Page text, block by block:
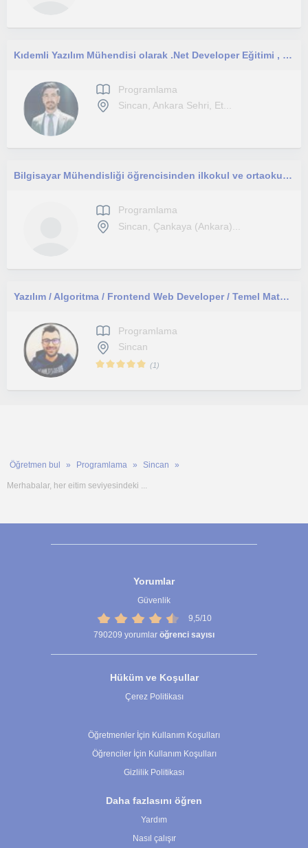
Kıdemli Yazılım Mühendisi olarak .Net Developer Eğitimi , Ön yüz için Angular eğitimi
Programlama
Sincan, Ankara Sehri, Et...
Bilgisayar Mühendisliği öğrencisinden ilkokul ve ortaokul öğrencilerine programlama dersi
Programlama
Sincan, Çankaya (Ankara)...
Yazılım / Algoritma / Frontend Web Developer / Temel Matematik
Programlama
Sincan
(1)
Öğretmen bul Programlama Sincan
Merhabalar, her eitim seviyesindeki ...
Yorumlar
Güvenlik
9,5/10
790209 yorumlar öğrenci sayısı
Hüküm ve Koşullar
Çerez Politikası
Öğretmenler İçin Kullanım Koşulları
Öğrenciler İçin Kullanım Koşulları
Gizlilik Politikası
Daha fazlasını öğren
Yardım
Nasıl çalışır